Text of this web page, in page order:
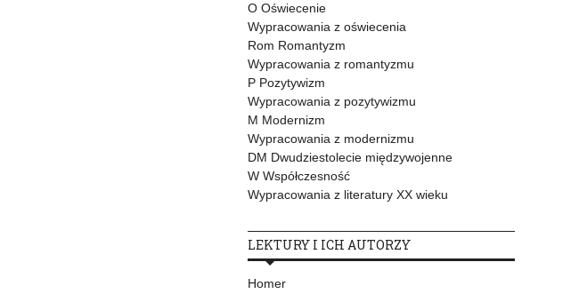
O Oświecenie
Wypracowania z oświecenia
Rom Romantyzm
Wypracowania z romantyzmu
P Pozytywizm
Wypracowania z pozytywizmu
M Modernizm
Wypracowania z modernizmu
DM Dwudziestolecie międzywojenne
W Współczesność
Wypracowania z literatury XX wieku
LEKTURY I ICH AUTORZY
Homer